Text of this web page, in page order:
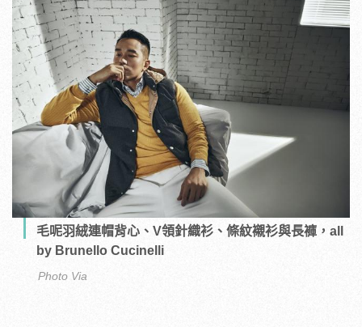
毛呢羽絨連帽背心、V領針織衫、條紋襯衫與長褲，all
by Brunello Cucinelli
Photo Via